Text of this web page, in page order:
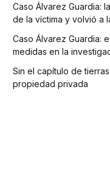
Caso Álvarez Guardia:
de la víctima y volvió a
Caso Álvarez Guardia:
medidas en la
Sin el capítulo de
propiedad privada